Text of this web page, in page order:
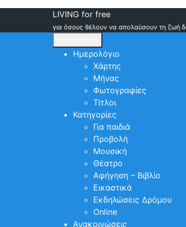
LIVING for free
για όσους θέλουν να απολαύσουν τη ζωή
Ημερολόγιο
Χάρτης
Μήνας
Φωτογραφίες
Τίτλοι
Κατηγορίες
Για παιδιά
Προβολή
Μουσική
Θέατρο
Αφήγηση – Βιβλίο
Εικαστικά
Εκδηλώσεις Δρόμου
Online
Ανακοινώσεις